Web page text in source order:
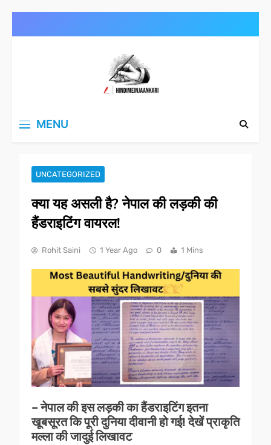
MENU
UNCATEGORIZED
क्या यह असली है? नेपाल की लड़की की
हैंडराइटिंग वायरल!
Rohit Saini 1 Year Ago 0 1 Mins
– नेपाल की इस लड़की का हैंडराइटिंग इतना
खूबसूरत कि पूरी दुनिया दीवानी हो गई! देखें प्राकृति
मल्ला की जादुई लिखावट